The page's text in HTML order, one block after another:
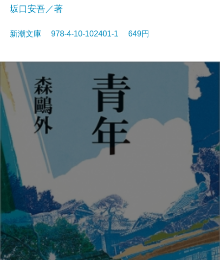
坂口安吾／著
新潮文庫 978-4-10-102401-1 649円